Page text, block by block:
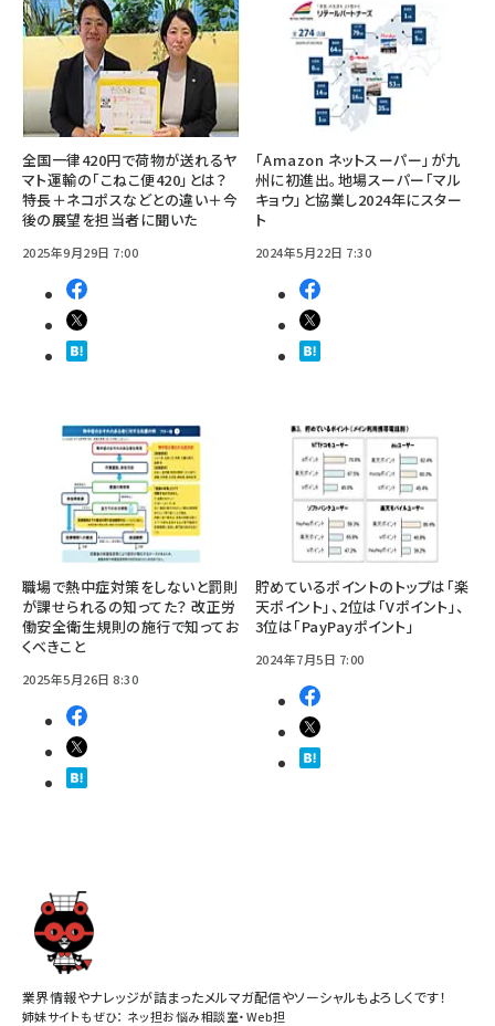
全国一律420円で荷物が送れるヤ
マト運輸の「こねこ便420」とは？
特長＋ネコポスなどとの違い＋今
後の展望を担当者に聞いた
2025年9月29日 7:00
「Amazon ネットスーパー」が九
州に初進出。地場スーパー「マル
キョウ」と協業し2024年にスター
ト
2024年5月22日 7:30
職場で熱中症対策をしないと罰則
が課せられるの知ってた？ 改正労
働安全衛生規則の施行で知ってお
くべきこと
2025年5月26日 8:30
貯めているポイントのトップは「楽
天ポイント」、2位は「Vポイント」、
3位は「PayPayポイント」
2024年7月5日 7:00
業界情報やナレッジが詰まったメルマガ配信やソーシャルもよろしくです！
姉妹サイトもぜひ： ネッ担お悩み相談室・Web担